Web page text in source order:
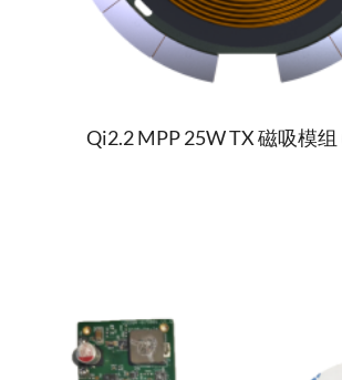
Qi2.2 MPP 25W TX 磁吸模组